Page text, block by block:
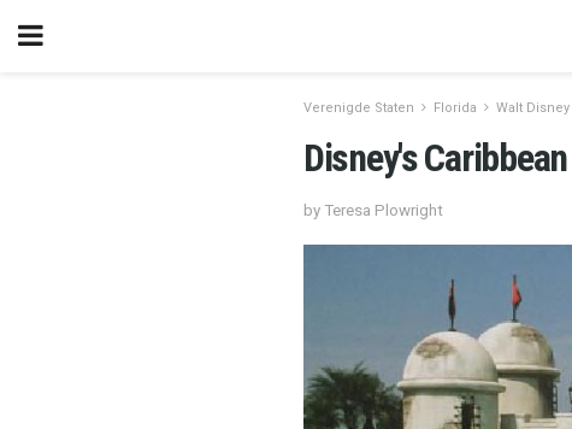
Verenigde Staten Florida Walt
Disney's
by Teresa Plowright